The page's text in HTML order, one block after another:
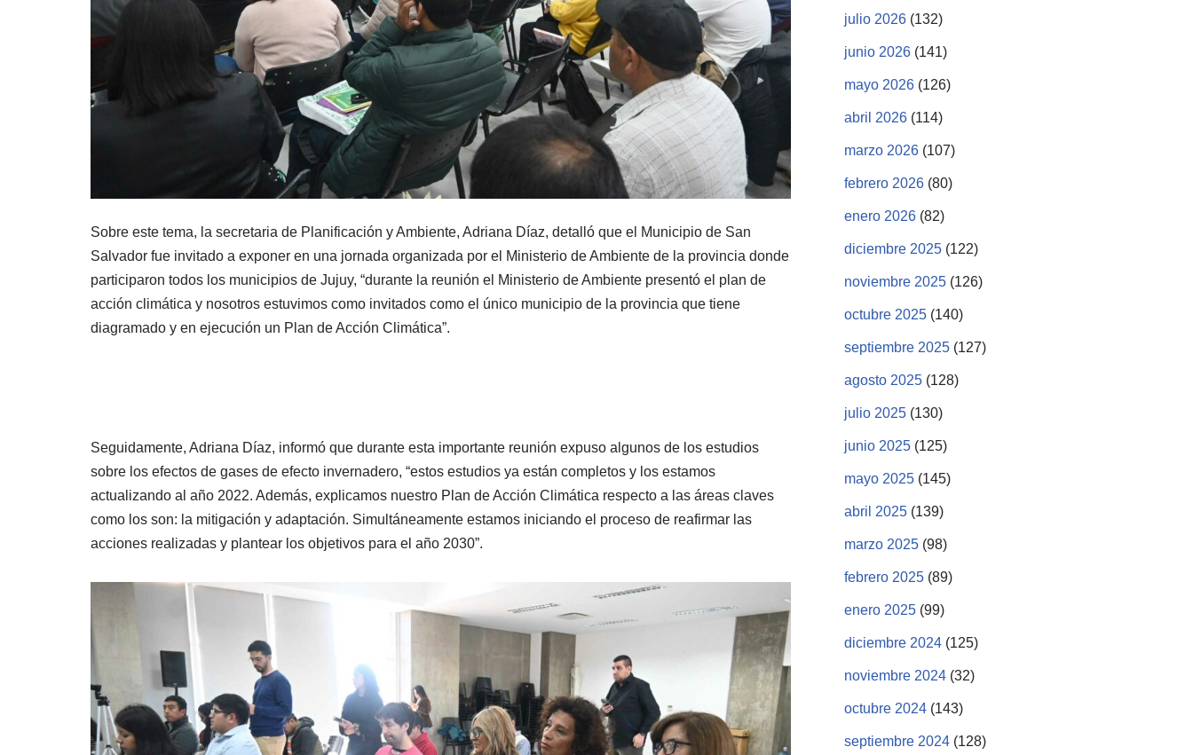
Sobre este tema, la secretaria de Planificación y Ambiente, Adriana Díaz, detalló que el Municipio de San
Salvador fue invitado a exponer en una jornada organizada por el Ministerio de Ambiente de la provincia donde
participaron todos los municipios de Jujuy, “durante la reunión el Ministerio de Ambiente presentó el plan de
acción climática y nosotros estuvimos como invitados como el único municipio de la provincia que tiene
diagramado y en ejecución un Plan de Acción Climática”.
Seguidamente, Adriana Díaz, informó que durante esta importante reunión expuso algunos de los estudios
sobre los efectos de gases de efecto invernadero, “estos estudios ya están completos y los estamos
actualizando al año 2022. Además, explicamos nuestro Plan de Acción Climática respecto a las áreas claves
como los son: la mitigación y adaptación. Simultáneamente estamos iniciando el proceso de reafirmar las
acciones realizadas y plantear los objetivos para el año 2030”.
julio 2026 (132)
junio 2026 (141)
mayo 2026 (126)
abril 2026 (114)
marzo 2026 (107)
febrero 2026 (80)
enero 2026 (82)
diciembre 2025 (122)
noviembre 2025 (126)
octubre 2025 (140)
septiembre 2025 (127)
agosto 2025 (128)
julio 2025 (130)
junio 2025 (125)
mayo 2025 (145)
abril 2025 (139)
marzo 2025 (98)
febrero 2025 (89)
enero 2025 (99)
diciembre 2024 (125)
noviembre 2024 (32)
octubre 2024 (143)
septiembre 2024 (128)